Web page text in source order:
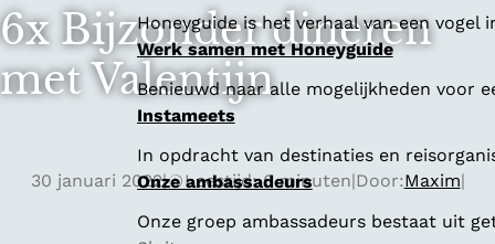
Honeyguide is het verhaal van een
Werk samen met Honeyguide
Benieuwd naar alle mogelijkheden voor
Instameets
In opdracht van destinaties en
Onze ambassadeurs
Onze groep ambassadeurs bestaat uit
6x Bijzonder dineren
met Valentijn
30 januari 2022| Leestijd: 6 minuten|Door:Maxim|